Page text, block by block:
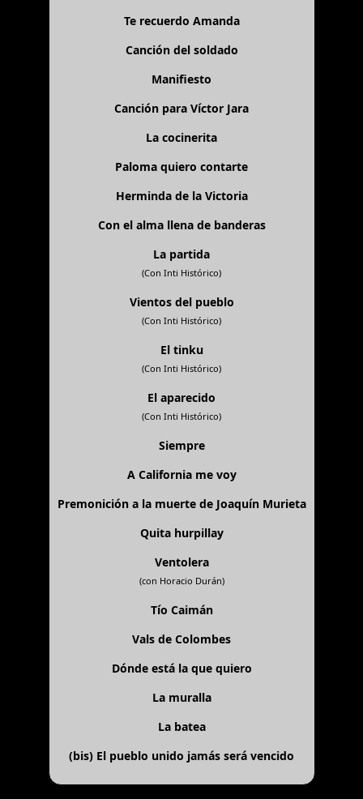
Te recuerdo Amanda
Canción del soldado
Manifiesto
Canción para Víctor Jara
La cocinerita
Paloma quiero contarte
Herminda de la Victoria
Con el alma llena de banderas
La partida
(Con Inti Histórico)
Vientos del pueblo
(Con Inti Histórico)
El tinku
(Con Inti Histórico)
El aparecido
(Con Inti Histórico)
Siempre
A California me voy
Premonición a la muerte de Joaquín Murieta
Quita hurpillay
Ventolera
(con Horacio Durán)
Tío Caimán
Vals de Colombes
Dónde está la que quiero
La muralla
La batea
(bis) El pueblo unido jamás será vencido